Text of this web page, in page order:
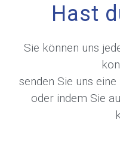
Hast
Sie können uns
senden Sie uns eine
oder indem Sie